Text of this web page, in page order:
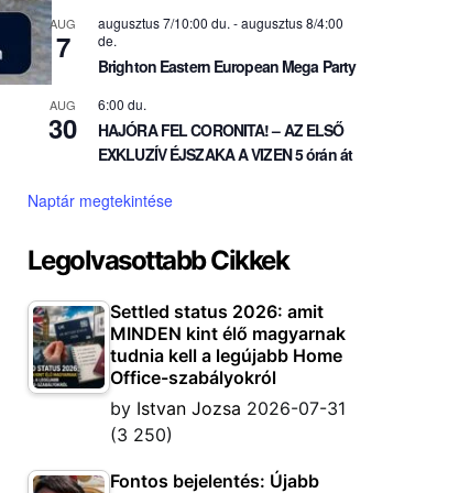
AUG
7
augusztus 7/10:00 du. -augusztus 8/4:00
de.
Brighton Eastern European Mega Party
AUG
30
6:00 du.
HAJÓRA FEL CORONITA! – AZ ELSŐ
EXKLUZÍV ÉJSZAKA A VIZEN 5 órán át
Naptár megtekintése
Legolvasottabb Cikkek
Settled status 2026: amit
MINDEN kint élő magyarnak
tudnia kell a legújabb Home
Office-szabályokról
by Istvan Jozsa 2026-07-31
(3 250)
Fontos bejelentés: Újabb